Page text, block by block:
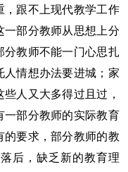
，跟不上现代教学工作
一部分教师从思想上分
分教师不能一门心思扎
人情想办法要进城；家
人又大多得过且过，
一部分教师的实际教育
的要求，部分教师的教
后，缺乏新的教育理